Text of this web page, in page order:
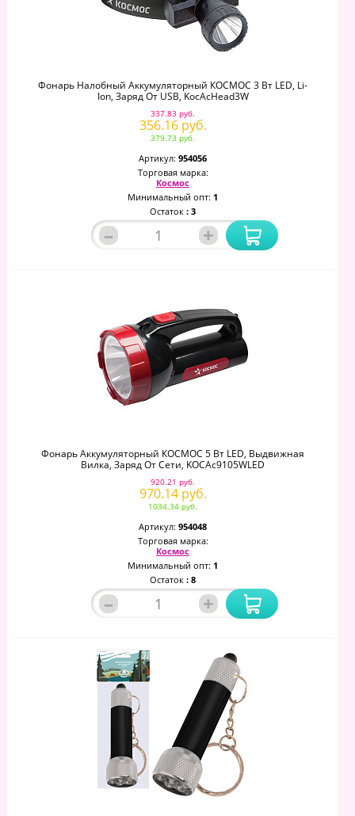
Фонарь Налобный Аккумуляторный КОСМОС 3 Вт LED, Li-
Ion, Заряд От USB, KocAcHead3W
337.83 руб.
356.16 руб.
379.73 руб.
Артикул: 954056
Торговая марка:
Космос
Минимальный опт: 1
Остаток : 3
– +
Фонарь Аккумуляторный КОСМОС 5 Вт LED, Выдвижная
Вилка, Заряд От Сети, KOCAc9105WLED
920.21 руб.
970.14 руб.
1034.34 руб.
Артикул: 954048
Торговая марка:
Космос
Минимальный опт: 1
Остаток : 8
– +